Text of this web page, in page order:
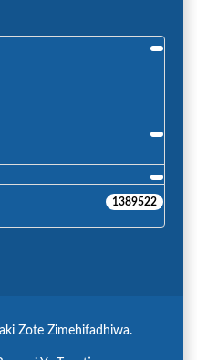
1389522
Zote Zimehifadhiwa.